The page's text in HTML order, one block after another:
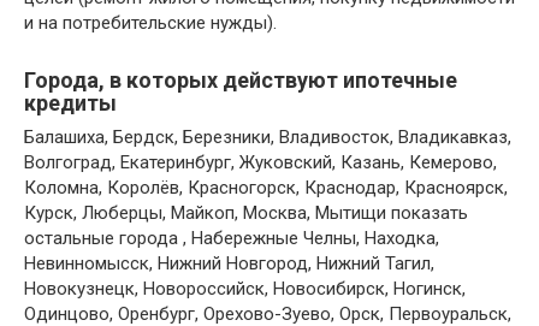
и на потребительские нужды).
Города, в которых действуют ипотечные
кредиты
Балашиха, Бердск, Березники, Владивосток, Владикавказ,
Волгоград, Екатеринбург, Жуковский, Казань, Кемерово,
Коломна, Королёв, Красногорск, Краснодар, Красноярск,
Курск, Люберцы, Майкоп, Москва, Мытищи показать
остальные города , Набережные Челны, Находка,
Невинномысск, Нижний Новгород, Нижний Тагил,
Новокузнецк, Новороссийск, Новосибирск, Ногинск,
Одинцово, Оренбург, Орехово-Зуево, Орск, Первоуральск,